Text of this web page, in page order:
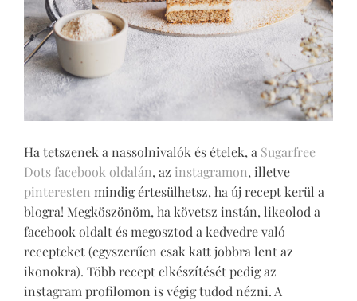
Ha tetszenek a nassolnivalók és ételek, a Sugarfree
Dots facebook oldalán, az instagramon, illetve
pinteresten mindig értesülhetsz, ha új recept kerül a
blogra! Megköszönöm, ha követsz instán, likeolod a
facebook oldalt és megosztod a kedvedre való
recepteket (egyszerűen csak katt jobbra lent az
ikonokra). Több recept elkészítését pedig az
instagram profilomon is végig tudod nézni. A